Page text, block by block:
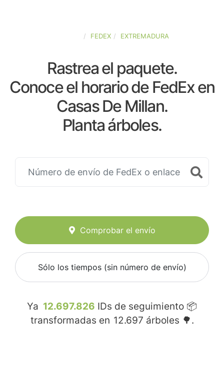
FEDEX EXTREMADURA
Rastrea el paquete.
Conoce el horario de FedEx en
Casas De Millan.
Planta árboles.
Comprobar el envío
Sólo los tiempos (sin número de envío)
Ya 12.697.826 IDs de seguimiento 📦
transformadas en 12.697 árboles 🌳.